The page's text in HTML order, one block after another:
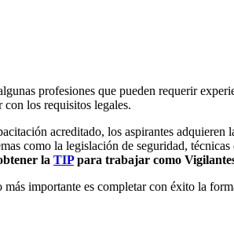
profesiones que pueden requerir
los requisitos legales.
acreditado, los aspirantes
como la legislación de seguridad,
la TIPpara trabajar como
importante es completar con éxito la